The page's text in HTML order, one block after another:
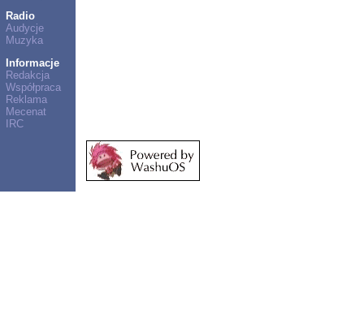
Radio
Audycje
Muzyka
Informacje
Redakcja
Współpraca
Reklama
Mecenat
IRC